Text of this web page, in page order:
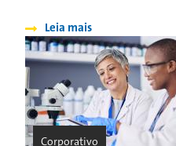
Leia mais
Corporativo